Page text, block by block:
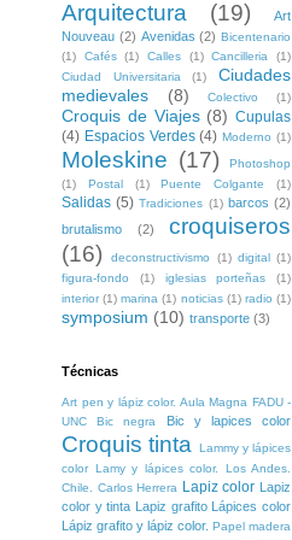
Arquitectura (19)
Art
Nouveau (2) Avenidas (2) Bicentenario
(1)
Cafés (1) Calles (1) Cancilleria
(1)
Ciudad Universitaria
(1)
Ciudades
medievales
(8) Colectivo (1)
Croquis de Viajes (8) Cupulas
(4) Espacios Verdes (4) Moderno (1)
Moleskine (17)
Photoshop
(1)
Postal (1) Puente Colgante (1)
Salidas (5) Tradiciones (1) barcos (2)
brutalismo
(2)
croquiseros
(16)
deconstructivismo (1) digital
(1)
figura-fondo
(1) iglesias porteñas
(1)
interior (1) marina (1) noticias (1) radio (1)
symposium (10) transporte (3)
Técnicas
Art pen y lápiz color. Aula Magna FADU -
UNC
Bic negra Bic y lapices color
Croquis tinta
Lammy y lápices
color
Lamy y lápices color. Los Andes.
Chile. Carlos Herrera Lapiz color
Lapiz
color y tinta
Lapiz grafito
Lápices color
Lápiz grafito y lápiz color. Papel madera